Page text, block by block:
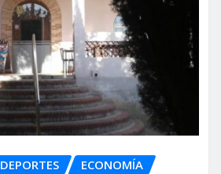
DEPORTES ECONOMÍA